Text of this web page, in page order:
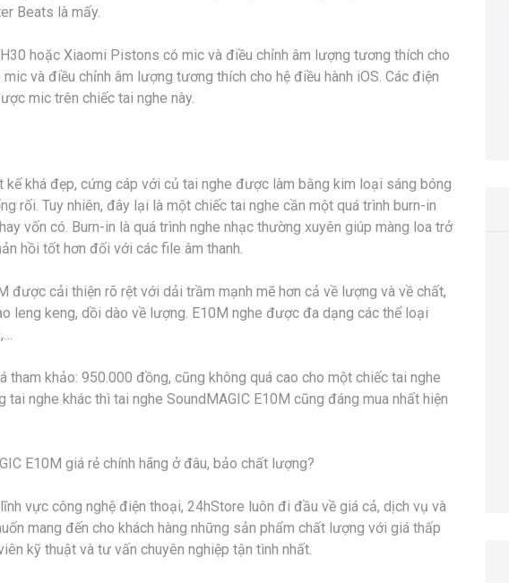
Beats là mấy.
hoặc Xiaomi Pistons có mic và điều chỉnh âm lượng tương thích cho
và điều chỉnh âm lượng tương thích cho hệ điều hành iOS. Các điện
mic trên chiếc tai nghe này.
kế khá đẹp, cứng cáp với củ tai nghe được làm bằng kim loại sáng bóng
rối. Tuy nhiên, đây lại là một chiếc tai nghe cần một quá trình burn-in
vốn có. Burn-in là quá trình nghe nhạc thường xuyên giúp màng loa trở
hồi tốt hơn đối với các file âm thanh.
được cải thiện rõ rệt với dải trầm mạnh mẽ hơn cả về lượng và về chất,
leng keng, dồi dào về lượng. E10M nghe được đa dạng các thể loại
tham khảo: 950.000 đồng, cũng không quá cao cho một chiếc tai nghe
tai nghe khác thì tai nghe SoundMAGIC E10M cũng đáng mua nhất hiện
E10M giá rẻ chính hãng ở đâu, bảo chất lượng?
vực công nghệ điện thoại, 24hStore luôn đi đầu về giá cả, dịch vụ và
mang đến cho khách hàng những sản phẩm chất lượng với giá thấp
kỹ thuật và tư vấn chuyên nghiệp tận tình nhất.